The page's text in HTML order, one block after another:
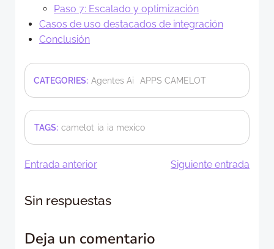
Paso 7: Escalado y optimización
Casos de uso destacados de integración
Conclusión
CATEGORIES: Agentes Ai APPS CAMELOT
TAGS: camelot ia ia mexico
Navegación
de
entradas
Entrada anterior
entradas
Siguiente entrada
Sin respuestas
Deja un comentario